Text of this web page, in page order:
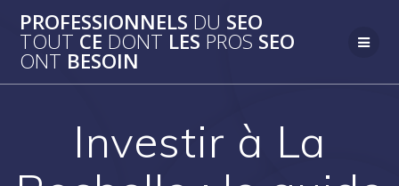
au
contenu
PROFESSIONNELS DU SEO
TOUT CE DONT LES PROS SEO
ONT BESOIN
Investir à La